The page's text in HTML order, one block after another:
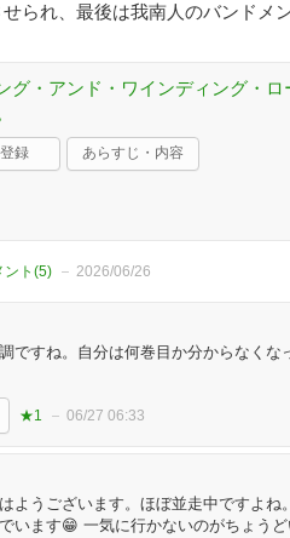
られ、最後は我南人のバンドメ
グ・アンド・ワインディング・
録 あらすじ・内容
ント(5) 2026/06/26
ですね。自分は何巻目か分からなくな
★1 06/27 06:33
ようございます。ほぼ並走中ですよね
います😁 一気に行かないのがちょう